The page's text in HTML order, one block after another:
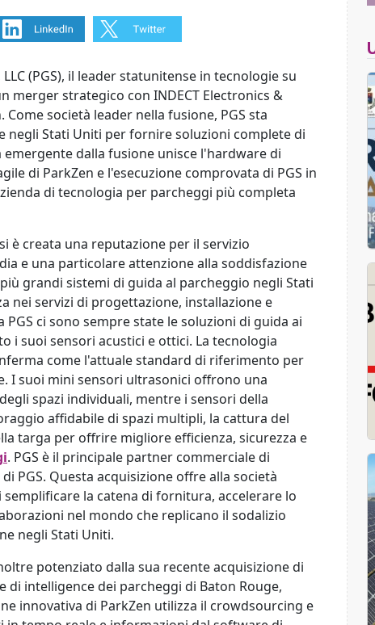
(PGS), il leader statunitense in tecnologie su
merger strategico con INDECT Electronics &
società leader nella fusione, PGS sta
negli Stati Uniti per fornire soluzioni complete di
dalla fusione unisce l'hardware di
di ParkZen e l'esecuzione comprovata di PGS in
di tecnologia per parcheggi più completa
è creata una reputazione per il servizio
e una particolare attenzione alla soddisfazione
grandi sistemi di guida al parcheggio negli Stati
nei servizi di progettazione, installazione e
ci sono sempre state le soluzioni di guida ai
i suoi sensori acustici e ottici. La tecnologia
come l'attuale standard di riferimento per
I suoi mini sensori ultrasonici offrono una
spazi individuali, mentre i sensori della
affidabile di spazi multipli, la cattura del
targa per offrire migliore efficienza, sicurezza e
. PGS è il principale partner commerciale di
PGS. Questa acquisizione offre alla società
la catena di fornitura, accelerare lo
nel mondo che replicano il sodalizio
negli Stati Uniti.
potenziato dalla sua recente acquisizione di
di intelligence dei parcheggi di Baton Rouge,
innovativa di ParkZen utilizza il crowdsourcing e